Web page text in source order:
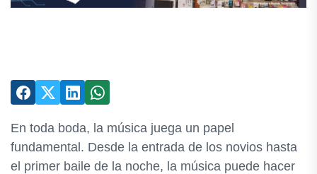
En toda boda, la música juega un papel
fundamental. Desde la entrada de los novios hasta
el primer baile de la noche, la música puede hacer